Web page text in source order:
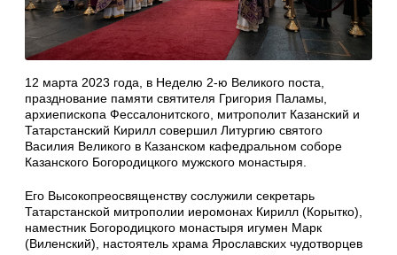
12 марта 2023 года, в Неделю 2-ю Великого поста,
празднование памяти святителя Григория Паламы,
архиепископа Фессалонитского, митрополит Казанский и
Татарстанский Кирилл совершил Литургию святого
Василия Великого в Казанском кафедральном соборе
Казанского Богородицкого мужского монастыря.
Его Высокопреосвященству сослужили секретарь
Татарстанской митрополии иеромонах Кирилл (Корытко),
наместник Богородицкого монастыря игумен Марк
(Виленский), настоятель храма Ярославских чудотворцев